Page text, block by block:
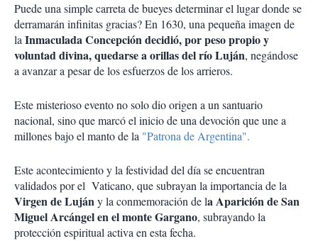
Puede una simple carreta de bueyes determinar el lugar donde se
derramarán infinitas gracias? En 1630, una pequeña imagen de
laInmaculada Concepción decidió, por peso propio y
voluntad divina, quedarse a orillas del río Luján, negándose
a avanzar a pesar de los esfuerzos de los arrieros.
Este misterioso evento no solo dio origen a un santuario
nacional, sino que marcó el inicio de una devoción que une a
millones bajo el manto de la "Patrona de Argentina".
Este acontecimiento y la festividad del día se encuentran
validados por el Vaticano, que subrayan la importancia de la
Virgen de Lujány la conmemoración de la Aparición de San
Miguel Arcángel en el monte Gargano, subrayando la
protección espiritual activa en esta fecha.